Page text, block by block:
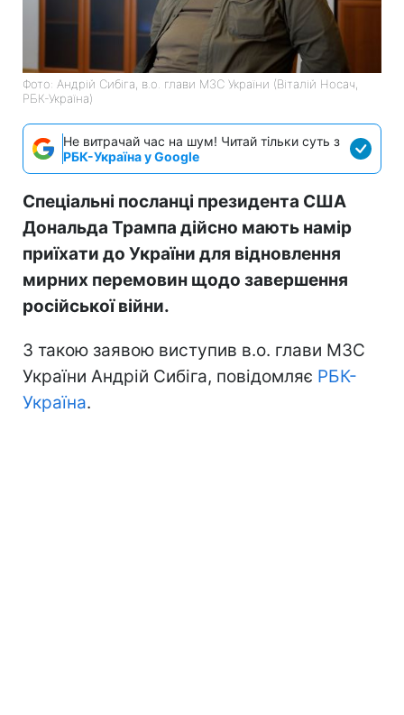
Фото: Андрій Сибіга, в.о. глави МЗС України (Віталій Носач,
РБК-Україна)
Не витрачай час на шум! Читай тільки суть з
РБК-Україна у Google
Спеціальні посланці президента США
Дональда Трампа дійсно мають намір
приїхати до України для відновлення
мирних перемовин щодо завершення
російської війни.
З такою заявою виступив в.о. глави МЗС
України Андрій Сибіга, повідомляє РБК-
Україна.